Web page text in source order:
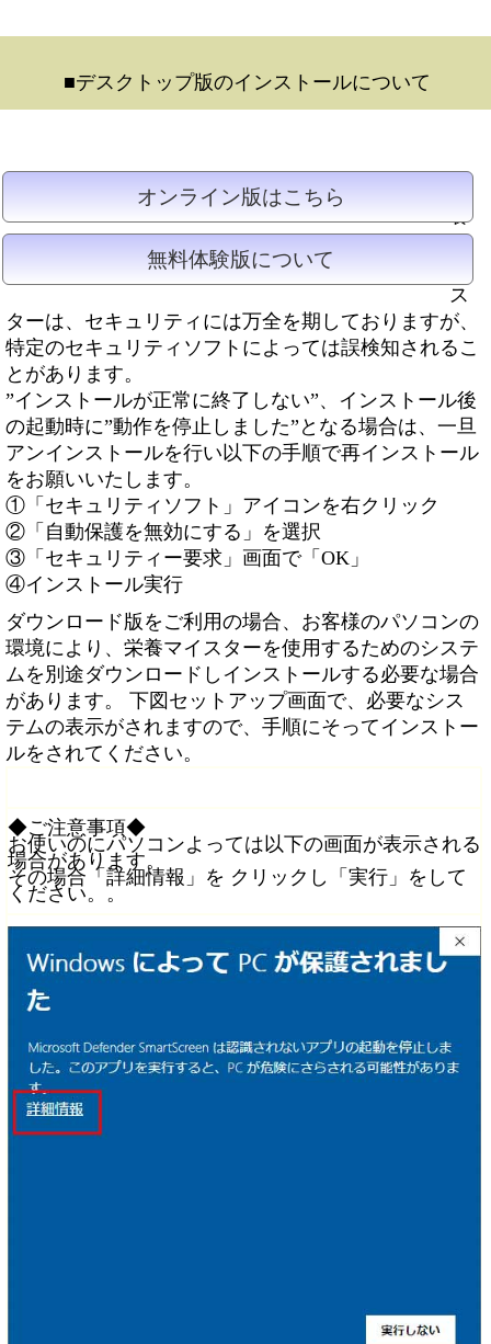
■デスクトップ版のインストールについて
オンライン版はこちら
無料体験版について
養
マ
ス
ターは、セキュリティには万全を期しておりますが、
特定のセキュリティソフトによっては誤検知されるこ
とがあります。
”インストールが正常に終了しない”、インストール後
の起動時に”動作を停止しました”となる場合は、一旦
アンインストールを行い以下の手順で再インストール
をお願いいたします。
①「セキュリティソフト」アイコンを右クリック
②「自動保護を無効にする」を選択
③「セキュリティー要求」画面で「OK」
④インストール実行
ダウンロード版をご利用の場合、お客様のパソコンの
環境により、栄養マイスターを使用するためのシステ
ムを別途ダウンロードしインストールする必要な場合
があります。 下図セットアップ画面で、必要なシス
テムの表示がされますので、手順にそってインストー
ルをされてください。
◆ご注意事項◆
お使いのにパソコンよっては以下の画面が表示される
場合があります。
その場合「詳細情報」を クリックし「実行」をして
ください。。